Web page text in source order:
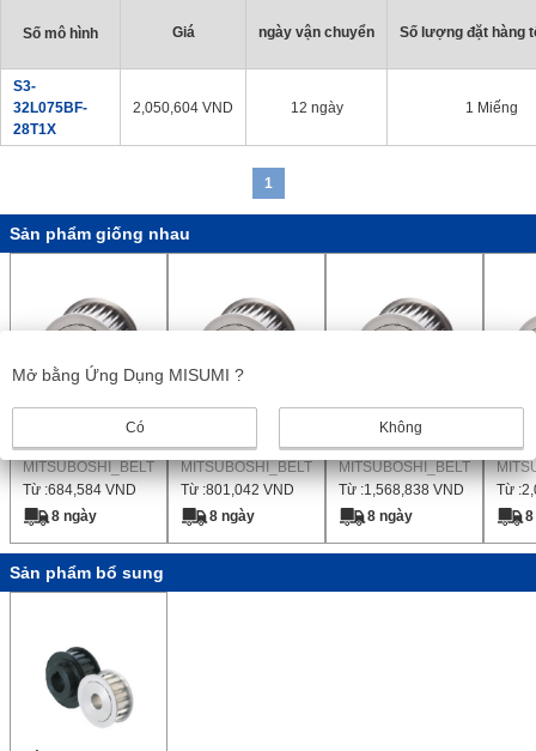
Số mô hình Giá ngày vận chuyển Số lượng đặt hàng
S3-
32L075BF-
28T1X
2,050,604 VND 12 ngày 1 Miếng
1
Sản phẩm giống nhau
S3M0100
MITSUBOSHI_BELT
Từ :684,584 VND
8 ngày
S3M0150
MITSUBOSHI_BELT
Từ :801,042 VND
8 ngày
Sao nhanh,
S8M0250
MITSUBOSHI_BELT
Từ :1,568,838 VND
8 ngày
Từ :
Sản phẩm bổ sung
Mở bằng Ứng Dụng MISUMI ?
Có Không